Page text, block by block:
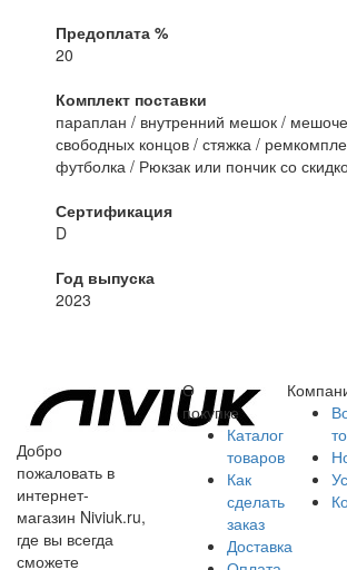
Предоплата %
20
Комплект поставки
параплан / внутренний мешок /
свободных концов / стяжка /
футболка / Рюкзак или пончик со
Сертификация
D
Год выпуска
2023
Добро
пожаловать в
интернет-
магазин Niviuk.ru,
где вы всегда
сможете
О
покупке
Каталог
товаров
Как
сделать
заказ
Доставка